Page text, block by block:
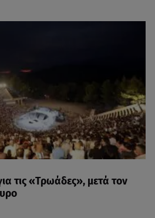
τις «Τρωάδες», μετά τον